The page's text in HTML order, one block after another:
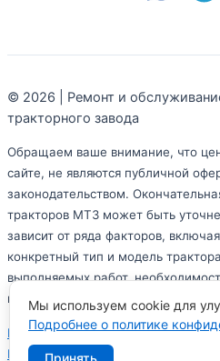
© 2026 | Ремонт и
тракторного завода
Обращаем ваше внимание, что
сайте, не являются публичной
законодательством.
тракторов МТЗ может быть
зависит от ряда факторов,
конкретный тип и модель
выполняемых работ,
материалах и запчастях.
Политика в отношении обработки
Политика конфиденциальности
Мы используем cookie для
Подробнее о политике
Принять